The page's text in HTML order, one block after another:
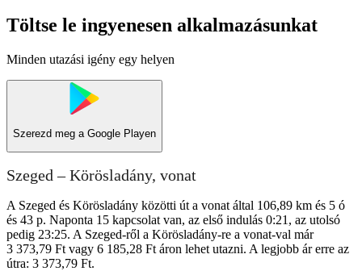
Töltse le ingyenesen alkalmazásunkat
Minden utazási igény egy helyen
Szerezd meg a Google Playen
Szeged – Körösladány, vonat
A Szeged és Körösladány közötti út a vonat által 106,89 km és 5 ó
és 43 p. Naponta 15 kapcsolat van, az első indulás 0:21, az utolsó
pedig 23:25. A Szeged-ről a Körösladány-re a vonat-val már
3 373,79 Ft vagy 6 185,28 Ft áron lehet utazni. A legjobb ár erre az
útra: 3 373,79 Ft.